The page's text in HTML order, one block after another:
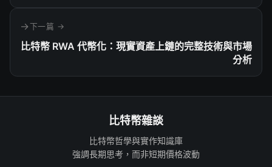
下一篇 →
比特幣 RWA 代幣化：現實資產上鏈的完整技術與市場
分析
比特幣雜談
比特幣哲學與實作知識庫
強調長期思考，而非短期價格波動